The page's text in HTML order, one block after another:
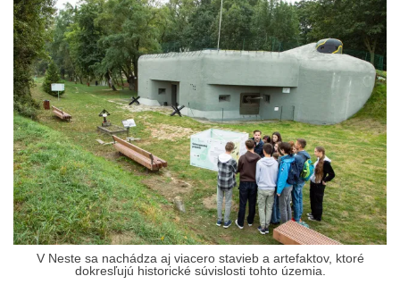
V Neste sa nachádza aj viacero stavieb a artefaktov, ktoré
dokresľujú historické súvislosti tohto územia.